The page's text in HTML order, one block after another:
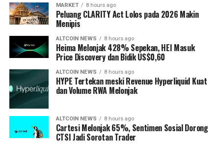
MARKET 8 hours ago
Peluang CLARITY Act Lolos pada 2026 Makin
Menipis
ALTCOIN NEWS 8 hours ago
Heima Melonjak 428% Sepekan, HEI Masuk
Price Discovery dan Bidik US$0,60
ALTCOIN NEWS 8 hours ago
HYPE Tertekan meski Revenue Hyperliquid Kuat
dan Volume RWA Melonjak
ALTCOIN NEWS 8 hours ago
Cartesi Melonjak 65%, Sentimen Sosial Dorong
CTSI Jadi Sorotan Trader